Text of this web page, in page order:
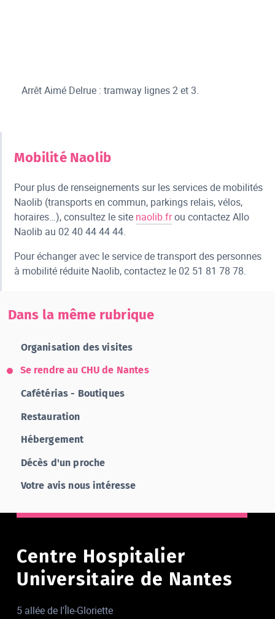
Arrêt Aimé Delrue : tramway lignes 2 et 3.
Mobilité Naolib
Pour plus de renseignements sur les services de mobilités
Naolib (transports en commun, parkings relais, vélos,
horaires…), consultez le site naolib.frou contactez Allo
Naolib au 02 40 44 44 44.
Pour échanger avec le service de transport des personnes
à mobilité réduite Naolib, contactez le 02 51 81 78 78.
Dans la même rubrique
Organisation des visites
Se rendre au CHU de Nantes
Cafétérias - Boutiques
Restauration
Hébergement
Décès d'un proche
Votre avis nous intéresse
Centre Hospitalier
Universitaire de Nantes
5 allée de l'Île-Gloriette